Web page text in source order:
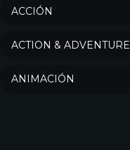
Música
ACCIÓN
ACTION & ADVENTURE
ANIMACIÓN